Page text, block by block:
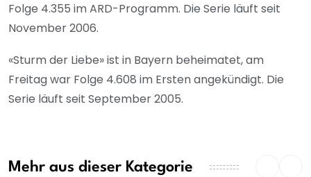
Folge 4.355 im ARD-Programm. Die Serie läuft seit
November 2006.
«Sturm der Liebe» ist in Bayern beheimatet, am
Freitag war Folge 4.608 im Ersten angekündigt. Die
Serie läuft seit September 2005.
Mehr aus dieser Kategorie